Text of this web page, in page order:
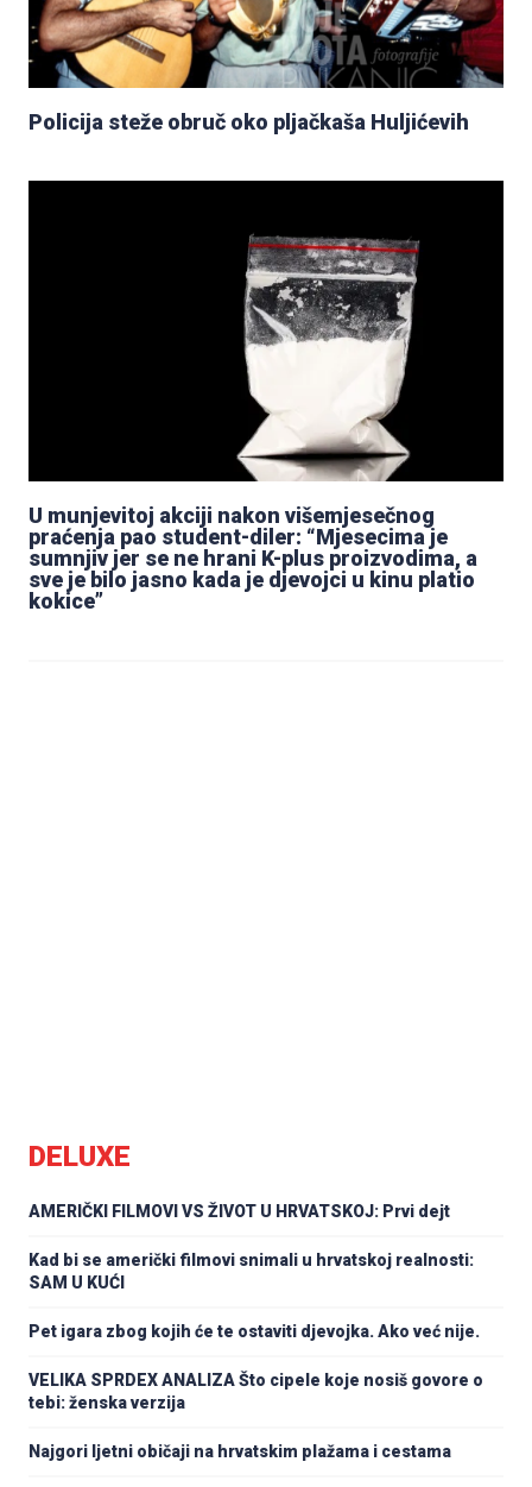
Policija steže obruč oko pljačkaša Huljićevih
U munjevitoj akciji nakon višemjesečnog
praćenja pao student-diler: “Mjesecima je
sumnjiv jer se ne hrani K-plus proizvodima, a
sve je bilo jasno kada je djevojci u kinu platio
kokice”
DELUXE
AMERIČKI FILMOVI VS ŽIVOT U HRVATSKOJ: Prvi dejt
Kad bi se američki filmovi snimali u hrvatskoj realnosti:
SAM U KUĆI
Pet igara zbog kojih će te ostaviti djevojka. Ako već nije.
VELIKA SPRDEX ANALIZA Što cipele koje nosiš govore o
tebi: ženska verzija
Najgori ljetni običaji na hrvatskim plažama i cestama